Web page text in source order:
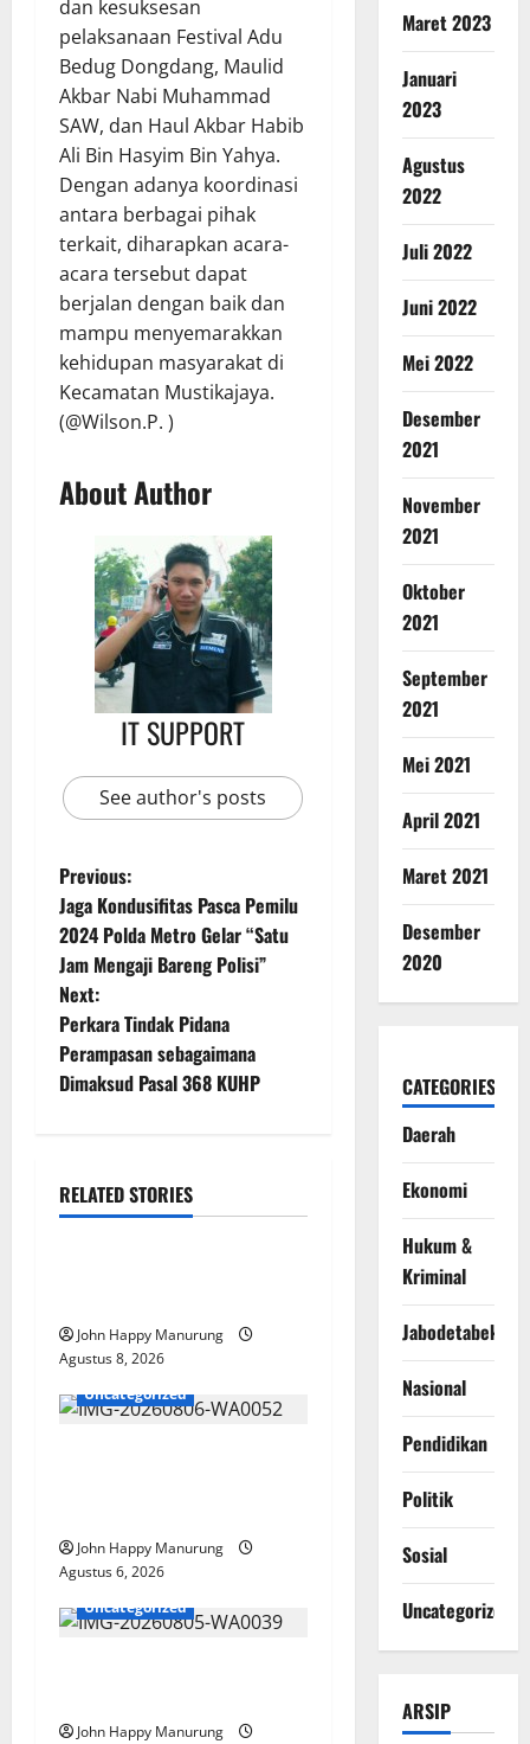
dan kesuksesan
pelaksanaan Festival Adu
Bedug Dongdang, Maulid
Akbar Nabi Muhammad
SAW, dan Haul Akbar Habib
Ali Bin Hasyim Bin Yahya.
Dengan adanya koordinasi
antara berbagai pihak
terkait, diharapkan acara-
acara tersebut dapat
berjalan dengan baik dan
mampu menyemarakkan
kehidupan masyarakat di
Kecamatan Mustikajaya.
(@Wilson.P. )
About Author
IT SUPPORT
See author's posts
Previous:
Jaga Kondusifitas Pasca Pemilu
2024 Polda Metro Gelar “Satu
Jam Mengaji Bareng Polisi”
Next:
Perkara Tindak Pidana
Perampasan sebagaimana
Dimaksud Pasal 368 KUHP
RELATED STORIES
Nasional Uncategorized
John Happy Manurung
Agustus 8, 2026
Uncategorized
John Happy Manurung
Agustus 6, 2026
Uncategorized
John Happy Manurung
Maret 2023
Januari
2023
Agustus
2022
Juli 2022
Juni 2022
Mei 2022
Desember
2021
November
2021
Oktober
2021
September
2021
Mei 2021
April 2021
Maret 2021
Desember
2020
CATEGORIES
Daerah
Ekonomi
Hukum &
Kriminal
Jabodetabek
Nasional
Pendidikan
Politik
Sosial
Uncategorized
ARSIP